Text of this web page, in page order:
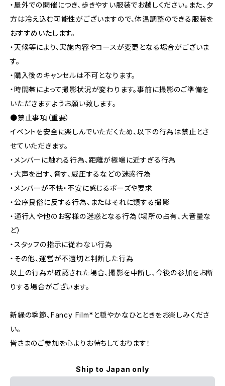
・屋外での開催につき、歩きやすい服装でお越しください。また、夕
方は冷え込む可能性がございますので、体温調整のできる服装を
おすすめいたします。
・天候等により、実施内容やコースが変更となる場合がございま
す。
・購入後のキャンセルは不可となります。
・時間帯によって撮影状況が変わります。事前に撮影のご準備を
いただきますようお願い致します。
●禁止事項（重要）
イベントを安全に楽しんでいただくため、以下の行為は禁止とさ
せていただきます。
・メンバーに触れる行為、距離が極端に近すぎる行為
・大声を出す、脅す、威圧するなどの迷惑行為
・メンバーが不快・不安に感じるポーズや要求
・公序良俗に反する行為、またはそれに類する撮影
・通行人や他のお客様の迷惑となる行為（場所の占有、大音量な
ど）
・スタッフの指示に従わない行為
・その他、運営が不適切と判断した行為
以上の行為が確認された場合、撮影を中断し、今後の参加をお断
りする場合がございます。
新緑の季節、Fancy Film*と穏やかなひとときをお楽しみくださ
い。
皆さまのご参加を心よりお待ちしております！
Ship to Japan only